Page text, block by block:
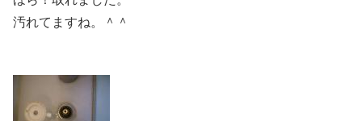
汚れてますね。＾＾